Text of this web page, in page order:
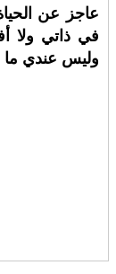
عاجز عن
في ذاتي ولا
وليس عندي ما